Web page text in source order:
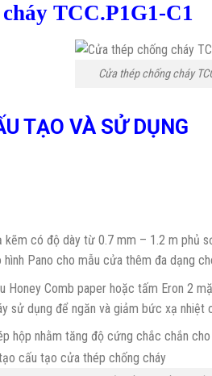
TCC.P1G1-C1
Cửa thép chống cháy
TẠO VÀ SỬ DỤNG
có độ dày từ 0.7 mm – 1.2 m phủ
Pano cho mẫu cửa thêm đa dạng
Comb paper hoặc tấm Eron 2
sử dụng để ngăn và giảm bức xạ nhiệt
hộp nhằm tăng độ cứng chắc chắn